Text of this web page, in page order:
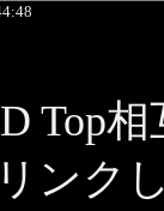
Top
ンク